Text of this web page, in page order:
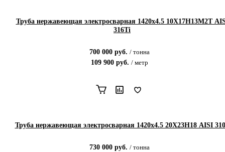
Труба нержавеющая электросварная 1420х4.5 10Х17Н13М2Т
316Ti
700 000 руб. / тонна
109 900 руб. / метр
Труба нержавеющая электросварная 1420х4.5 20Х23Н18 AISI
730 000 руб. / тонна